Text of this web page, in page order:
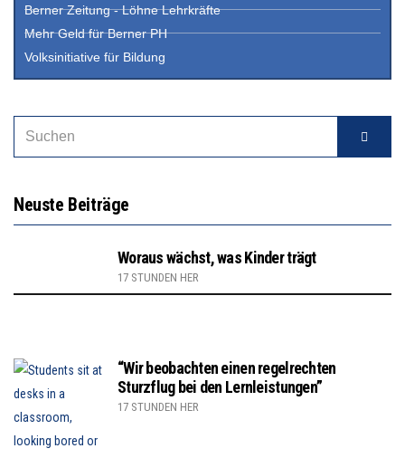
Berner Zeitung - Löhne Lehrkräfte
Mehr Geld für Berner PH
Volksinitiative für Bildung
Neuste Beiträge
Woraus wächst, was Kinder trägt
17 STUNDEN HER
“Wir beobachten einen regelrechten
Sturzflug bei den Lernleistungen”
17 STUNDEN HER